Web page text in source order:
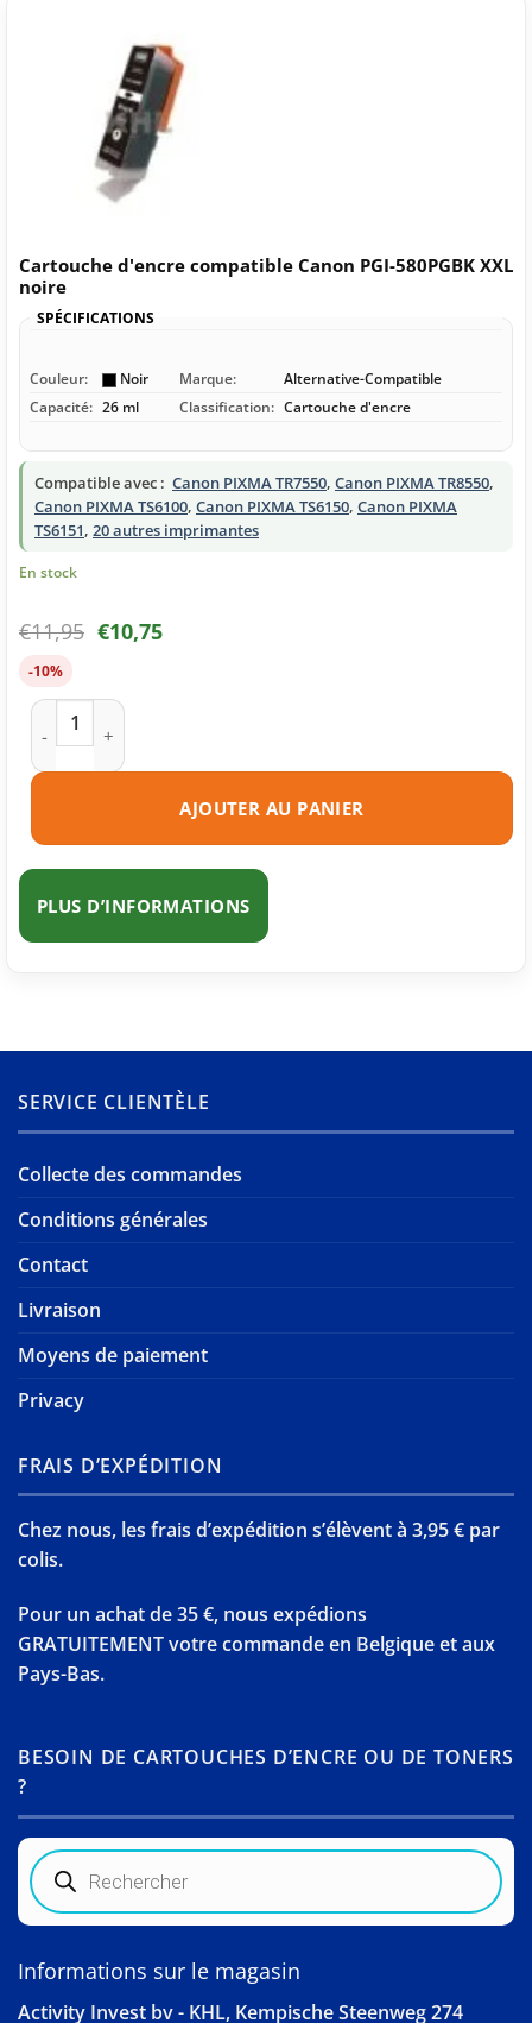
Cartouche d'encre compatible Canon PGI-580PGBK XXL
noire
SPÉCIFICATIONS
Couleur: Noir Marque:
Alternative-Compatible
Capacité: 26 ml Classification: Cartouche d'encre
Compatible avec : Canon PIXMA TR7550, Canon PIXMA TR8550,
Canon PIXMA TS6100, Canon PIXMA TS6150, Canon PIXMA
TS6151, 20 autres imprimantes
En stock
€11,95 €10,75
-10%
quantité de Cartouche d'encre compatible Canon PGI-
AJOUTER AU PANIER
PLUS D’INFORMATIONS
SERVICE CLIENTÈLE
Collecte des commandes
Conditions générales
Contact
Livraison
Moyens de paiement
Privacy
FRAIS D’EXPÉDITION
Chez nous, les frais d’expédition s’élèvent à 3,95 € par
colis.
Pour un achat de 35 €, nous expédions
GRATUITEMENT votre commande en Belgique et aux
Pays-Bas.
BESOIN DE CARTOUCHES D’ENCRE OU DE TONERS
?
Recherche
de
produits
Informations sur le magasin
Activity Invest bv - KHL, Kempische Steenweg 274